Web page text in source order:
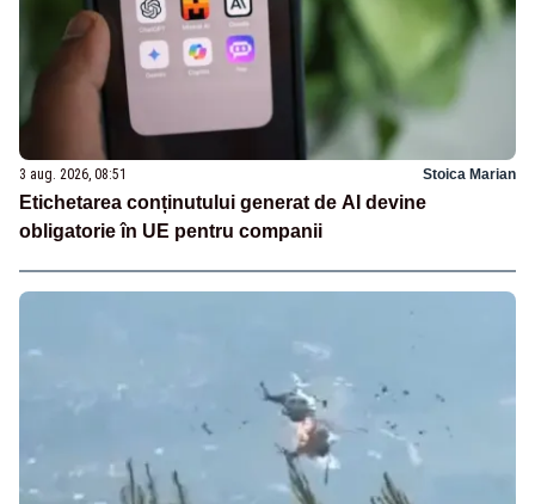
3 aug. 2026, 08:51 Stoica Marian
Etichetarea conținutului generat de AI devine
obligatorie în UE pentru companii